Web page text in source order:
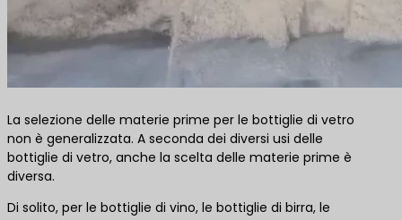
La selezione delle materie prime per le bottiglie di vetro
non è generalizzata. A seconda dei diversi usi delle
bottiglie di vetro, anche la scelta delle materie prime è
diversa.
Di solito, per le bottiglie di vino, le bottiglie di birra, le